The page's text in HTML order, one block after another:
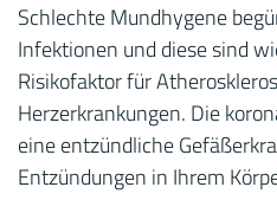
Schlechte Mundhygene
Infektionen und diese sind
Risikofaktor für
Herzerkrankungen. Die
eine entzündliche
Entzündungen in Ihrem